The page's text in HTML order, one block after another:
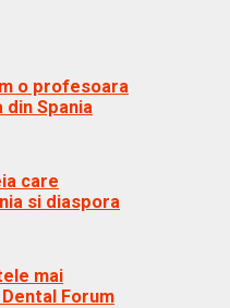
o profesoara
din Spania
care
si diaspora
mai
Forum